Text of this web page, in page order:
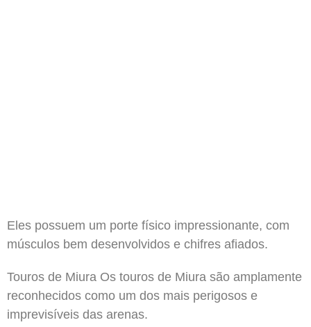
Eles possuem um porte físico impressionante, com
músculos bem desenvolvidos e chifres afiados.
Touros de Miura Os touros de Miura são amplamente
reconhecidos como um dos mais perigosos e
imprevisíveis das arenas.